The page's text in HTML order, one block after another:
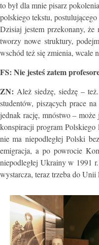
to był dla mnie pisarz
polskiego tekstu,
Dzisiaj jestem przekonany,
tworzy nowe struktury,
wschód też się zmienia, wcale
FS: Nie jesteś zatem
ZN: Ależ siedzę, siedzę –
studentów, piszących prace
jednak rację, mnóstwo –
konspiracji program
nie ma niepodległej Polski
emigracja, a po powrocie
niepodległej Ukrainy w 1991
wystarcza, teraz trzeba do Unii